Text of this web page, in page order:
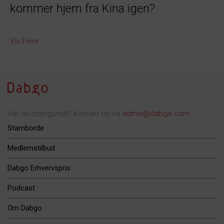
kommer hjem fra Kina igen?
Vis Flere
Har du spørgsmål? Kontakt os via admin@dabgo.com
Stamborde
Medlemstilbud
Dabgo Erhvervspris
Podcast
Om Dabgo